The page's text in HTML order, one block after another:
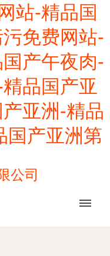
站-精品国
免费网站-
产午夜肉-
品国产亚
亚洲-精品
国产亚洲第
公司